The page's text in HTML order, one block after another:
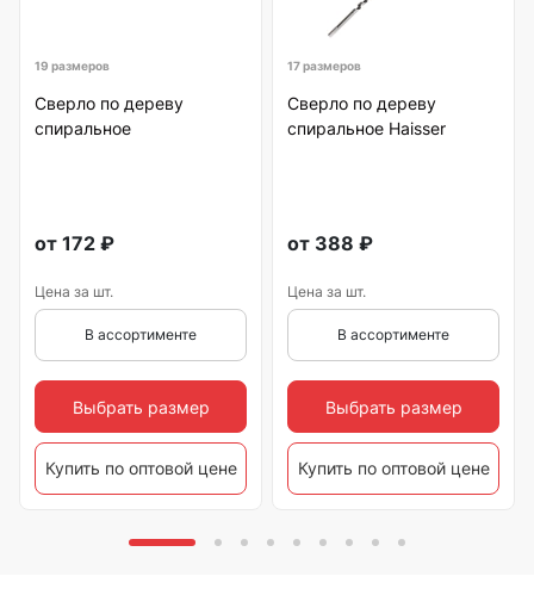
19 размеров
Сверло по дереву
спиральное
от 172 ₽
Цена за шт.
В ассортименте
Выбрать размер
Купить по оптовой цене
17 размеров
Сверло по дереву
спиральное Haisser
от 388 ₽
Цена за шт.
В ассортименте
Выбрать размер
Купить по оптовой цене